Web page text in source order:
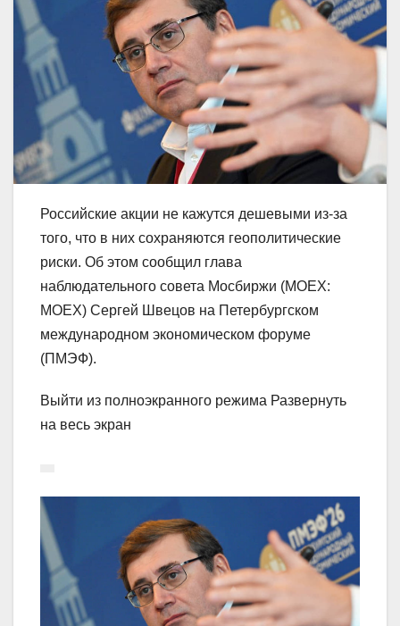
Российские акции не кажутся дешевыми из-за
того, что в них сохраняются геополитические
риски. Об этом сообщил глава
наблюдательного совета Мосбиржи (MOEX:
MOEX) Сергей Швецов на Петербургском
международном экономическом форуме
(ПМЭФ).
Выйти из полноэкранного режима Развернуть
на весь экран